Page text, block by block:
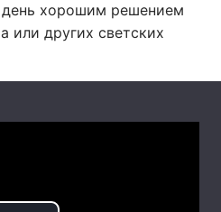
день хорошим решением
или других светских